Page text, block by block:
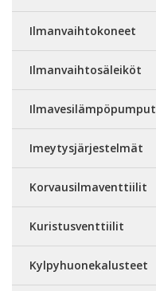
Ilmanvaihtokoneet
Ilmanvaihtosäleiköt
Ilmavesilämpöpumput
Imeytysjärjestelmät
Korvausilmaventtiilit
Kuristusventtiilit
Kylpyhuonekalusteet